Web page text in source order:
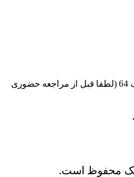
قائم مقام فراهانی، خیابان مشاهیر، پلاک 64 (لطفا قبل از مراجعه حضوری
است.